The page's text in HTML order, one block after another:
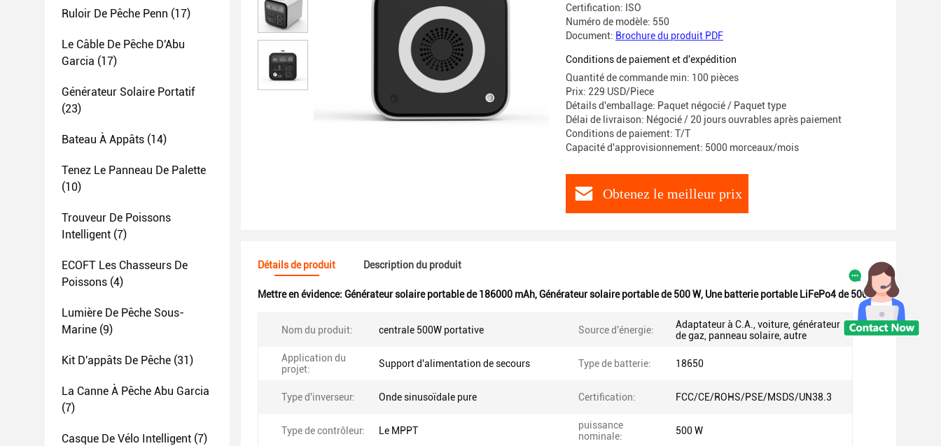
Ruloir De Pêche Penn (17)
Le Câble De Pêche D'Abu
Garcia (17)
Générateur Solaire Portatif
(23)
Bateau À Appâts (14)
Tenez Le Panneau De Palette
(10)
Trouveur De Poissons
Intelligent (7)
ECOFT Les Chasseurs De
Poissons (4)
Lumière De Pêche Sous-
Marine (9)
Kit D'appâts De Pêche (31)
La Canne À Pêche Abu Garcia
(7)
Casque De Vélo Intelligent (7)
Certification: ISO
Numéro de modèle: 550
Document: Brochure du produit PDF
Conditions de paiement et d'expédition
Quantité de commande min: 100 pièces
Prix: 229 USD/Piece
Détails d'emballage: Paquet négocié / Paquet type
Délai de livraison: Négocié / 20 jours ouvrables après paiement
Conditions de paiement: T/T
Capacité d'approvisionnement: 5000 morceaux/mois
Obtenez le meilleur prix
Détails de produit Description du produit
Mettre en évidence: Générateur solaire portable de 186000 mAh,Générateur solaire portable de 500 W, Une batterie portable LiFePo4 de 500 W
Nom du produit: centrale 500W portative Source d'énergie:
Adaptateur à C.A., voiture, générateur
de gaz, panneau solaire, autre
Application du
projet:
Support d'alimentation de secours Type de batterie: 18650
Type d'inverseur: Onde sinusoïdale pure Certification: FCC/CE/ROHS/PSE/MSDS/UN38.3
Type de contrôleur: Le MPPT
puissance
nominale:
500 W